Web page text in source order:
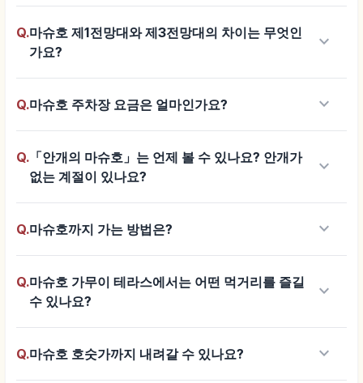
Q.마슈호 제1전망대와 제3전망대의 차이는 무엇인
가요?
keyboard_arrow_down
Q.마슈호 주차장 요금은 얼마인가요? keyboard_arrow_down
Q.「안개의 마슈호」는 언제 볼 수 있나요? 안개가
없는 계절이 있나요?
keyboard_arrow_down
Q.마슈호까지 가는 방법은? keyboard_arrow_down
Q.마슈호 가무이 테라스에서는 어떤 먹거리를 즐길
수 있나요?
keyboard_arrow_down
Q.마슈호 호숫가까지 내려갈 수 있나요? keyboard_arrow_down